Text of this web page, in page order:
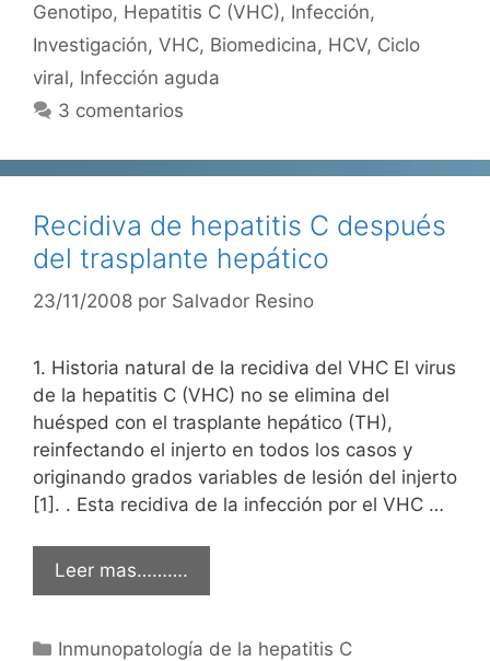
Genotipo, Hepatitis C (VHC), Infección,
Investigación, VHC, Biomedicina, HCV, Ciclo
viral, Infección aguda
3 comentarios
Recidiva de hepatitis C después
del trasplante hepático
23/11/2008 por Salvador Resino
1. Historia natural de la recidiva del VHC El virus
de la hepatitis C (VHC) no se elimina del
huésped con el trasplante hepático (TH),
reinfectando el injerto en todos los casos y
originando grados variables de lesión del injerto
[1]. . Esta recidiva de la infección por el VHC …
Leer mas……….
Categorías
Inmunopatología de la hepatitis C